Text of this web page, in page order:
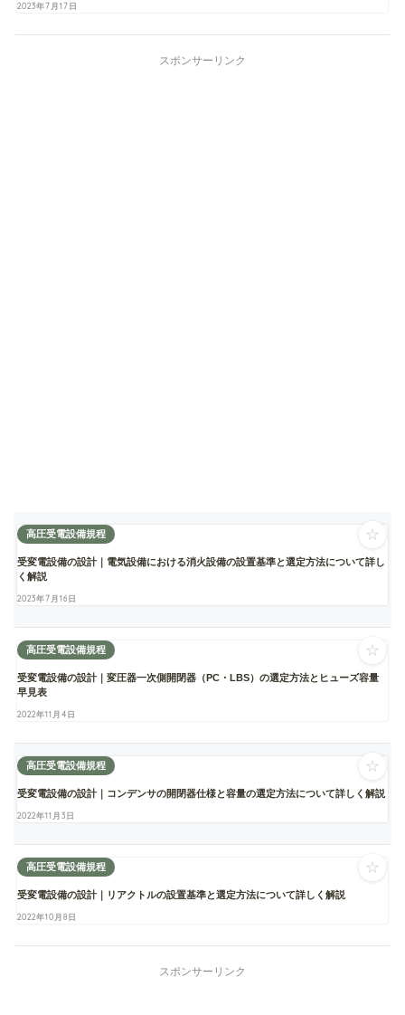
2023年7月17日
スポンサーリンク
高圧受電設備規程
受変電設備の設計｜電気設備における消火設備の設置基準と選定方法について詳し
く解説
2023年7月16日
☆
高圧受電設備規程
受変電設備の設計｜変圧器一次側開閉器（PC・LBS）の選定方法とヒューズ容量
早見表
2022年11月4日
☆
高圧受電設備規程
受変電設備の設計｜コンデンサの開閉器仕様と容量の選定方法について詳しく解説
2022年11月3日
☆
高圧受電設備規程
受変電設備の設計｜リアクトルの設置基準と選定方法について詳しく解説
2022年10月8日
☆
スポンサーリンク